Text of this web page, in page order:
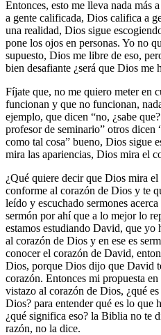
Entonces, esto me lleva nada más
a gente calificada, Dios califica a
una realidad, Dios sigue
pone los ojos en personas. Yo no
supuesto, Dios me libre de eso,
bien desafiante ¿será que Dios me
Fíjate que, no me quiero meter en
funcionan y que no funcionan,
ejemplo, que dicen “no, ¿sabe
profesor de seminario” otros
como tal cosa” bueno, Dios sigue
mira las apariencias, Dios mira el
¿Qué quiere decir que Dios mira
conforme al corazón de Dios y te
leído y escuchado sermones
sermón por ahí que a lo mejor lo
estamos estudiando David, que
al corazón de Dios y en ese es
conocer el corazón de David,
Dios, porque Dios dijo que David
corazón. Entonces mi propuesta en
vistazo al corazón de Dios, ¿qué
Dios? para entender qué es lo que
¿qué significa eso? la Biblia no te
razón, no la dice.